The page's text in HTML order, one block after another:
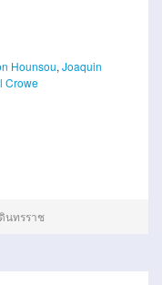
Hounsou, Joaquin
Crowe
นทรราช